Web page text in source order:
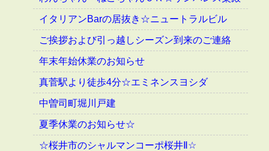
イタリアンBarの居抜き☆ニュートラルビル
ご挨拶および引っ越しシーズン到来のご連絡
年末年始休業のお知らせ
真菅駅より徒歩4分☆エミネンスヨシダ
中曽司町堀川戸建
夏季休業のお知らせ☆
☆桜井市のシャルマンコーポ桜井Ⅱ☆